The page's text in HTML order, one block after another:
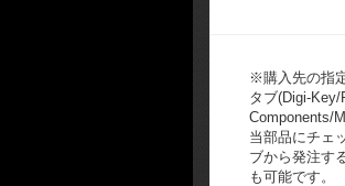
※購入先の指
タブ(Digi-Key/
Components/
当部品にチェ
ブから発注す
も可能です。